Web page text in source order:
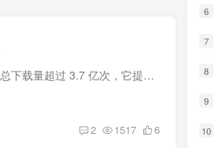
爱笔思画X 是一款流行的多功能绘图应用程序，作为一个系列，总下载量超过 3.7 亿次，它提供了 15000 多种画笔、21000 多种材料、2100 多种字体、84 种滤镜、46 种网纹、27 种混合模式、记录绘图...
2 1517 6
6
7
8
9
10